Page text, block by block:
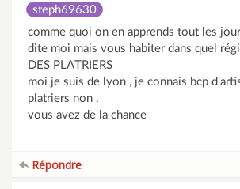
steph69630
comme quoi on en apprends tout les
dite moi mais vous habiter dans quel
DES PLATRIERS
moi je suis de lyon , je connais bcp
platriers non .
vous avez de la chance
Répondre